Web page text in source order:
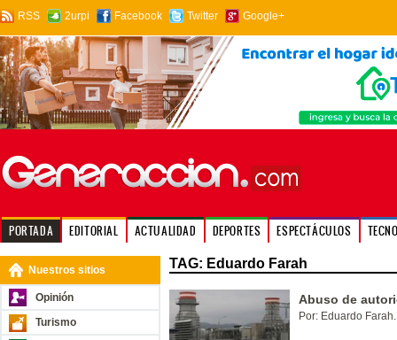
RSS 2urpi Facebook Twitter Google+
PORTADA EDITORIAL ACTUALIDAD DEPORTES ESPECTÁCULOS
Nuestros sitios
Opinión
Turismo
TAG: Eduardo Farah
Abuso de
Por: Eduardo Farah.